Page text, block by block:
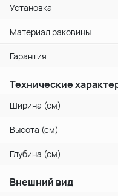
Установка
Материал раковины
Гарантия
Технические
Ширина (см)
Высота (см)
Глубина (см)
Внешний вид